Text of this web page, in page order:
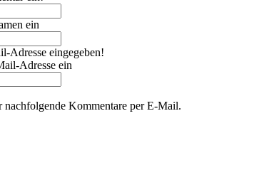
ein
Adresse eingegeben!
Adresse ein
nachfolgende Kommentare per E-Mail.